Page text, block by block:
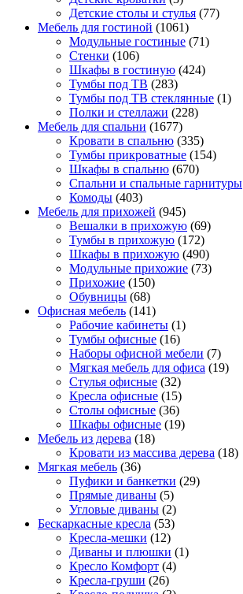
Детские столы и стулья (77)
Мебель для гостиной (1061)
Модульные гостиные (71)
Стенки (106)
Шкафы в гостиную (424)
Тумбы под ТВ (283)
Тумбы под ТВ стеклянные (1)
Полки и стеллажи (228)
Мебель для спальни (1677)
Кровати в спальню (335)
Тумбы прикроватные (154)
Шкафы в спальню (670)
Спальни и спальные гарнитуры
Комоды (403)
Мебель для прихожей (945)
Вешалки в прихожую (69)
Тумбы в прихожую (172)
Шкафы в прихожую (490)
Модульные прихожие (73)
Прихожие (150)
Обувницы (68)
Офисная мебель (141)
Рабочие кабинеты (1)
Тумбы офисные (16)
Наборы офисной мебели (7)
Мягкая мебель для офиса (19)
Стулья офисные (32)
Кресла офисные (15)
Столы офисные (36)
Шкафы офисные (19)
Мебель из дерева (18)
Кровати из массива дерева (18)
Мягкая мебель (36)
Пуфики и банкетки (29)
Прямые диваны (5)
Угловые диваны (2)
Бескаркасные кресла (53)
Кресла-мешки (12)
Диваны и плюшки (1)
Кресло Комфорт (4)
Кресла-груши (26)